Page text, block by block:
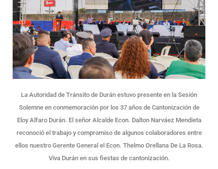
La Autoridad de Tránsito de Durán estuvo presente en la Sesión
Solemne en conmemoración por los 37 años de Cantonización de
Eloy Alfaro Durán. El señor Alcalde Econ. Dalton Narváez Mendieta
reconoció el trabajo y compromiso de algunos colaboradores entre
ellos nuestro Gerente General el Econ. Thelmo Orellana De La Rosa.
Viva Durán en sus fiestas de cantonización.